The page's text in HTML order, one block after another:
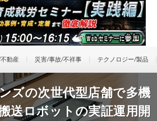
動産 災害/事故/不祥事 テクノロジー/製品
ズの次世代型店舗で多機
送ロボットの実証運用開